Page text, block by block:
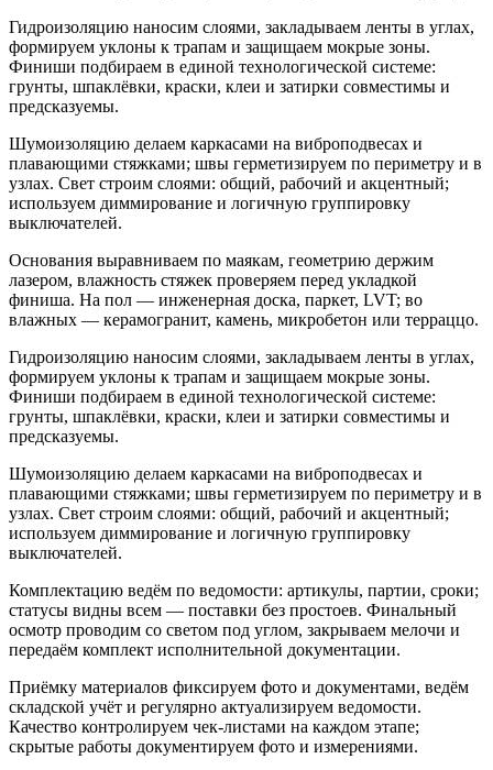
Гидроизоляцию наносим слоями, закладываем ленты в углах,
формируем уклоны к трапам и защищаем мокрые зоны.
Финиши подбираем в единой технологической системе:
грунты, шпаклёвки, краски, клеи и затирки совместимы и
предсказуемы.
Шумоизоляцию делаем каркасами на виброподвесах и
плавающими стяжками; швы герметизируем по периметру и в
узлах. Свет строим слоями: общий, рабочий и акцентный;
используем диммирование и логичную группировку
выключателей.
Основания выравниваем по маякам, геометрию держим
лазером, влажность стяжек проверяем перед укладкой
финиша. На пол — инженерная доска, паркет, LVT; во
влажных — керамогранит, камень, микробетон или терраццо.
Гидроизоляцию наносим слоями, закладываем ленты в углах,
формируем уклоны к трапам и защищаем мокрые зоны.
Финиши подбираем в единой технологической системе:
грунты, шпаклёвки, краски, клеи и затирки совместимы и
предсказуемы.
Шумоизоляцию делаем каркасами на виброподвесах и
плавающими стяжками; швы герметизируем по периметру и в
узлах. Свет строим слоями: общий, рабочий и акцентный;
используем диммирование и логичную группировку
выключателей.
Комплектацию ведём по ведомости: артикулы, партии, сроки;
статусы видны всем — поставки без простоев. Финальный
осмотр проводим со светом под углом, закрываем мелочи и
передаём комплект исполнительной документации.
Приёмку материалов фиксируем фото и документами, ведём
складской учёт и регулярно актуализируем ведомости.
Качество контролируем чек‑листами на каждом этапе;
скрытые работы документируем фото и измерениями.